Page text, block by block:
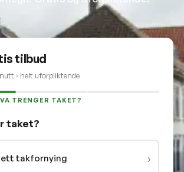
tilbud
· helt uforpliktende
TRENGER TAKET?
taket?
takfornying ›